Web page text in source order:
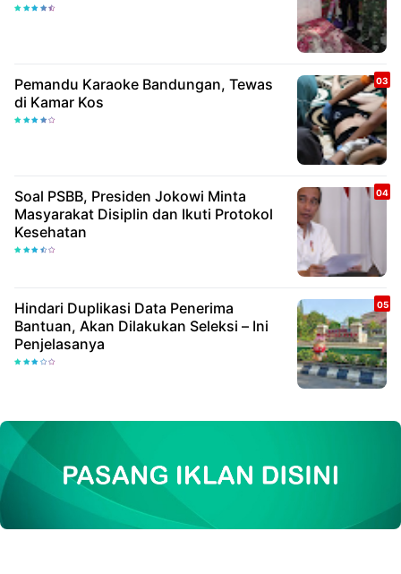
Pemandu Karaoke Bandungan, Tewas
di Kamar Kos
Soal PSBB, Presiden Jokowi Minta
Masyarakat Disiplin dan Ikuti Protokol
Kesehatan
Hindari Duplikasi Data Penerima
Bantuan, Akan Dilakukan Seleksi – Ini
Penjelasanya